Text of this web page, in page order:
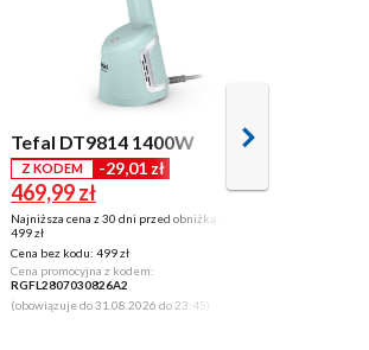
Tefal DT9814 1400W
Z KODEM -29,01 zł
469,99 zł
Najniższa cena z 30 dni przed obniżką:
499 zł
Cena bez kodu: 499 zł
Cena promocyjna z kodem:
RGFL2807030826A2
(obowiązuje do 31.08.2026 do 23:45)